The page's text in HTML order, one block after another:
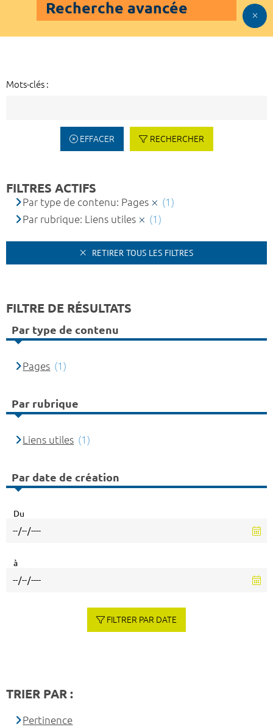
Recherche avancée
Mots-clés :
EFFACER RECHERCHER
FILTRES ACTIFS
Par type de contenu: Pages
(1)
Par rubrique: Liens utiles
(1)
RETIRER TOUS LES FILTRES
FILTRE DE RÉSULTATS
Par type de contenu
Pages (1)
Par rubrique
Liens utiles (1)
Par date de création
Du
à
FILTRER PAR DATE
TRIER PAR :
Pertinence